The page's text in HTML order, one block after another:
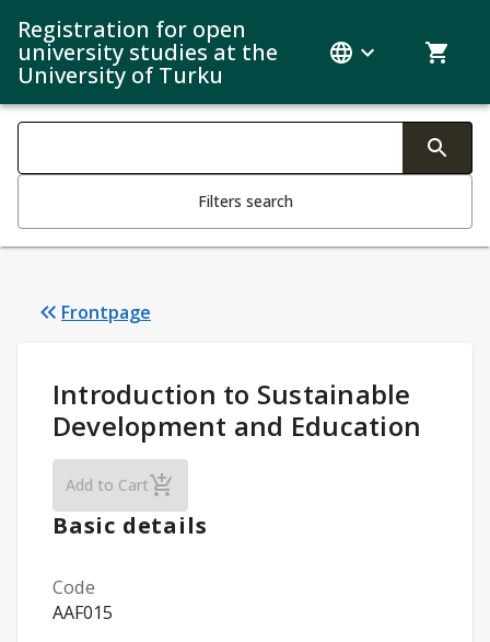
Registration for open
university studies at the
University of Turku
Search filters
Filters search
Frontpage
Study Details :
Introduction to Sustainable
Development and Education
Add to CartIntroduction to Sustainable Development
Basic details
Code
AAF015